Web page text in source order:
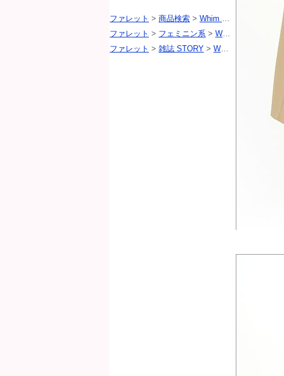
ファレット > 商品検索 > Whim Gazette（ウィムガゼット）
ファレット > フェミニン系 > Whim Gazette（ウィムガゼット）
ファレット > 雑誌 STORY > Whim Gazette（ウィムガゼット）